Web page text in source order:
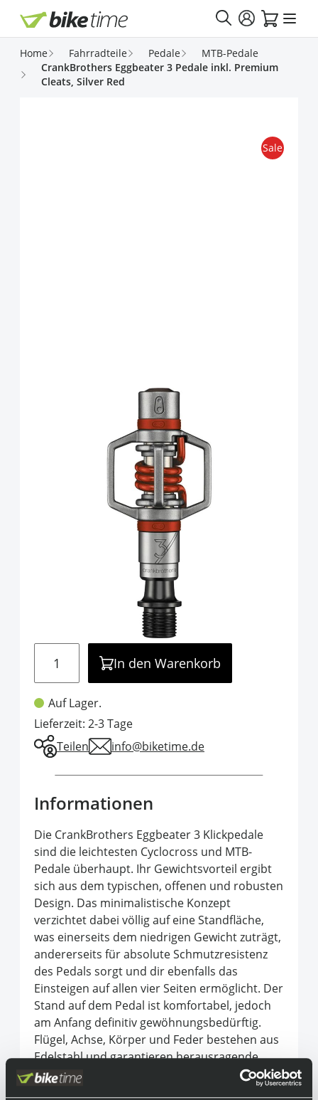
Direkt zum Inhalt
Home Fahrradteile Pedale
MTB-Pedale
CrankBrothers Eggbeater 3 Pedale inkl. Premium
Cleats, Silver Red
CrankBrothers Eggbeater 3
Pedale inkl. Premium Cleats,
Silver Red
inkl. 19% Mwst. ,zzgl Versandkosten
In den Warenkorb
Auf Lager.
Lieferzeit: 2-3 Tage
Teilen
info@biketime.de
Sale
Informationen
Die CrankBrothers Eggbeater 3 Klickpedale
sind die leichtesten Cyclocross und MTB-
Pedale überhaupt. Ihr Gewichtsvorteil ergibt
sich aus dem typischen, offenen und robusten
Design. Das minimalistische Konzept
verzichtet dabei völlig auf eine Standfläche,
was einerseits dem niedrigen Gewicht zuträgt,
andererseits für absolute Schmutzresistenz
des Pedals sorgt und dir ebenfalls das
Einsteigen auf allen vier Seiten ermöglicht. Der
Stand auf dem Pedal ist komfortabel, jedoch
am Anfang definitiv gewöhnungsbedürftig.
Flügel, Achse, Körper und Feder bestehen aus
Edelstahl und garantieren herausragende
Eigenschaften, was Stabilität und Langlebigkeit
angeht und ein neues Doppeldichtungssystem